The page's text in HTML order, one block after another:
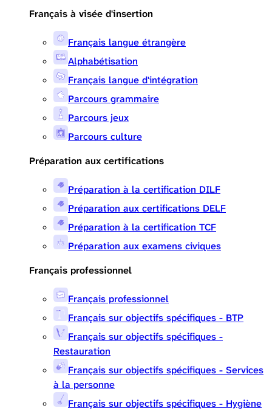
Français à visée d'insertion
Français langue étrangère
Alphabétisation
Français langue d'intégration
Parcours grammaire
Parcours jeux
Parcours culture
Préparation aux certifications
Préparation à la certification DILF
Préparation aux certifications DELF
Préparation à la certification TCF
Préparation aux examens civiques
Français professionnel
Français professionnel
Français sur objectifs spécifiques - BTP
Français sur objectifs spécifiques -
Restauration
Français sur objectifs spécifiques - Services
à la personne
Français sur objectifs spécifiques - Hygiène